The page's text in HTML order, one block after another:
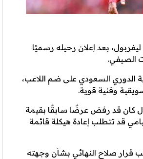
بعد إعلان رحيله رسميًا
الدوري السعودي على ضم اللاعب،
وفنية قوية.
كان قد رفض عرضًا سابقًا بقيمة
قد تتطلب إعادة هيكلة قائمة
قرار صلاح النهائي بشأن وجهته